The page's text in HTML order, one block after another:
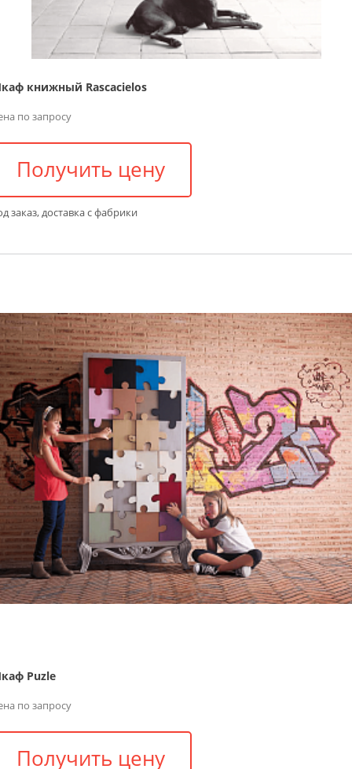
книжный Rascacielos
по запросу
Получить цену
заказ, доставка с фабрики
Puzle
по запросу
Получить цену